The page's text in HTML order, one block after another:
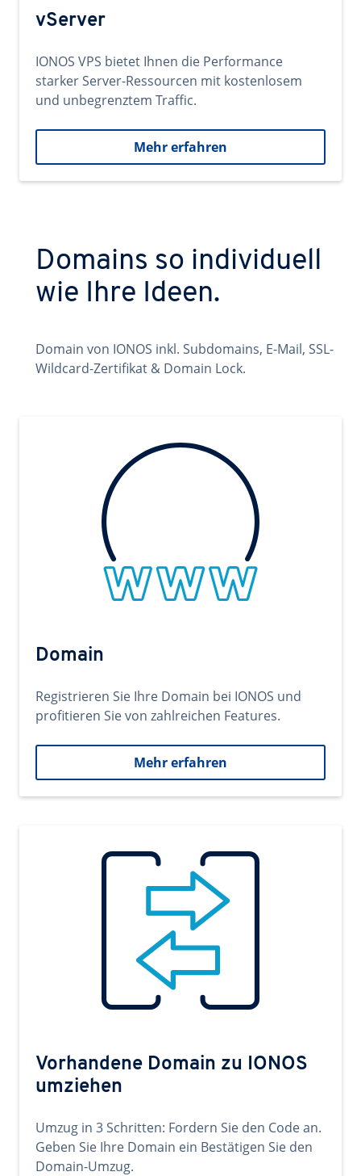
vServer
IONOS VPS bietet Ihnen die Performance
starker Server-Ressourcen mit kostenlosem
und unbegrenztem Traffic.
Mehr erfahren
Domains so individuell
wie Ihre Ideen.
Domain von IONOS inkl. Subdomains, E-Mail, SSL-
Wildcard-Zertifikat & Domain Lock.
Domain
Registrieren Sie Ihre Domain bei IONOS und
profitieren Sie von zahlreichen Features.
Mehr erfahren
Vorhandene Domain zu IONOS
umziehen
Umzug in 3 Schritten: Fordern Sie den Code an.
Geben Sie Ihre Domain ein Bestätigen Sie den
Domain-Umzug.